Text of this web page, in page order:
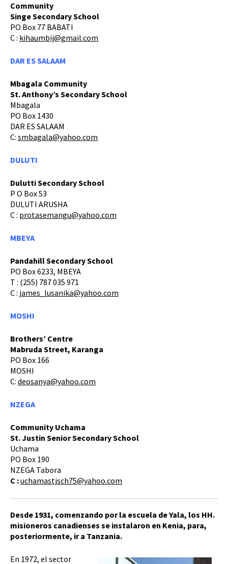
Community
Singe Secondary School
PO Box 77 BABATI
C : kihaumbij@gmail.com
DAR ES SALAAM
Mbagala Community
St. Anthony’s Secondary School
Mbagala
PO Box 1430
DAR ES SALAAM
C: smbagala@yahoo.com
DULUTI
Dulutti Secondary School
P O Box 53
DULUTI ARUSHA
C : protasemangu@yahoo.com
MBEYA
Pandahill Secondary School
PO Box 6233, MBEYA
T : (255) 787 035 971
C : james_lusanika@yahoo.com
MOSHI
Brothers’ Centre
Mabruda Street, Karanga
PO Box 166
MOSHI
C: deosanya@yahoo.com
NZEGA
Community Uchama
St. Justin Senior Secondary School
Uchama
PO Box 190
NZEGA Tabora
C :uchamastjsch75@yahoo.com
Desde 1931, comenzando por la escuela de Yala, los HH.
misioneros canadienses se instalaron en Kenia, para,
posteriormente, ir a Tanzania.
En 1972, el sector